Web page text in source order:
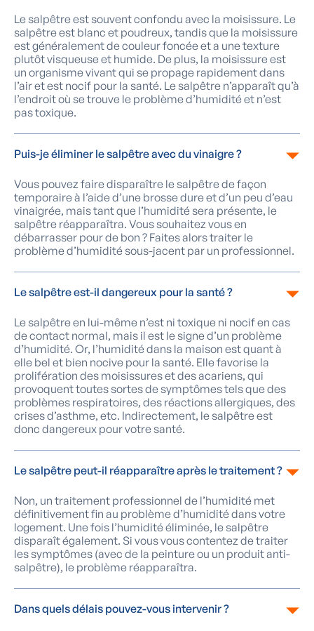
Le salpêtre est souvent confondu avec la moisissure. Le
salpêtre est blanc et poudreux, tandis que la moisissure
est généralement de couleur foncée et a une texture
plutôt visqueuse et humide. De plus, la moisissure est
un organisme vivant qui se propage rapidement dans
l’air et est nocif pour la santé. Le salpêtre n’apparaît qu’à
l’endroit où se trouve le problème d’humidité et n’est
pas toxique.
Puis-je éliminer le salpêtre avec du vinaigre ?
Vous pouvez faire disparaître le salpêtre de façon
temporaire à l’aide d’une brosse dure et d’un peu d’eau
vinaigrée, mais tant que l’humidité sera présente, le
salpêtre réapparaîtra. Vous souhaitez vous en
débarrasser pour de bon ? Faites alors traiter le
problème d’humidité sous-jacent par un professionnel.
Le salpêtre est-il dangereux pour la santé ?
Le salpêtre en lui-même n’est ni toxique ni nocif en cas
de contact normal, mais il est le signe d’un problème
d’humidité. Or, l’humidité dans la maison est quant à
elle bel et bien nocive pour la santé. Elle favorise la
prolifération des moisissures et des acariens, qui
provoquent toutes sortes de symptômes tels que des
problèmes respiratoires, des réactions allergiques, des
crises d’asthme, etc. Indirectement, le salpêtre est
donc dangereux pour votre santé.
Le salpêtre peut-il réapparaître après le traitement ?
Non, un traitement professionnel de l’humidité met
définitivement fin au problème d’humidité dans votre
logement. Une fois l’humidité éliminée, le salpêtre
disparaît également. Si vous vous contentez de traiter
les symptômes (avec de la peinture ou un produit anti-
salpêtre), le problème réapparaîtra.
Dans quels délais pouvez-vous intervenir ?